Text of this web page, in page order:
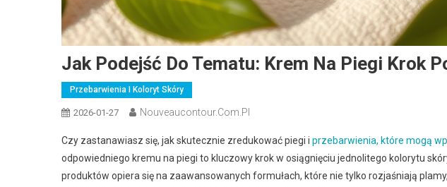
Jak Podejść Do Tematu: Krem Na Piegi Krok
Przebarwienia I Koloryt Skóry
2026-01-27 Nouveaucontour.com.pl
Czy zastanawiasz się, jak skutecznie zredukować piegi i przebarwienia, które mogą
odpowiedniego kremu na piegi to kluczowy krok w osiągnięciu jednolitego kolorytu
produktów opiera się na zaawansowanych formułach, które nie tylko rozjaśniają